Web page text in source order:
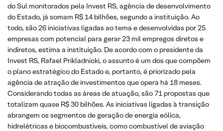
do Sul monitorados pela Invest RS, agência de desenvolvimento
do Estado, já somam R$ 14 bilhões, segundo a instituição. Ao
todo, são 26 iniciativas ligadas ao tema e desenvolvidas por 25
empresas com potencial para gerar 23 mil empregos diretos e
indiretos, estima a instituição. De acordo com o presidente da
Invest RS, Rafael Prikladnicki, o assunto é um dos que compõem
o plano estratégico do Estado e, portanto, é priorizado pela
agência de atração de investimentos que opera há 18 meses.
Considerando todas as áreas de atuação, são 71 propostas que
totalizam quase R$ 30 bilhões. As iniciativas ligadas à transição
abrangem os segmentos de geração de energia eólica,
hidrelétricas e biocombustíveis, como combustível de aviação